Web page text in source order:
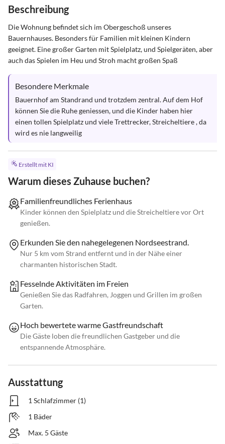
Beschreibung
Die Wohnung befindet sich im Obergeschoß unseres
Bauernhauses. Besonders für Familien mit kleinen Kindern
geeignet. Eine großer Garten mit Spielplatz, und Spielgeräten, aber
auch das Spielen im Heu und Stroh macht großen Spaß
Besondere Merkmale
Bauernhof am Standrand und trotzdem zentral. Auf dem Hof
können Sie die Ruhe geniessen, und die Kinder haben hier
einen tollen Spielplatz und viele Trettrecker, Streicheltiere , da
wird es nie langweilig
Erstellt mit KI
Warum dieses Zuhause buchen?
Familienfreundliches Ferienhaus
Kinder können den Spielplatz und die Streicheltiere vor Ort
genießen.
Erkunden Sie den nahegelegenen Nordseestrand.
Nur 5 km vom Strand entfernt und in der Nähe einer
charmanten historischen Stadt.
Fesselnde Aktivitäten im Freien
Genießen Sie das Radfahren, Joggen und Grillen im großen
Garten.
Hoch bewertete warme Gastfreundschaft
Die Gäste loben die freundlichen Gastgeber und die
entspannende Atmosphäre.
Ausstattung
1 Schlafzimmer (1)
1 Bäder
Max. 5 Gäste